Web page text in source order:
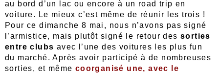
au bord d’un lac ou encore à un road trip en
voiture. Le mieux c’est même de réunir les trois !
Pour ce dimanche 8 mai, nous n’avons pas signé
l’armistice, mais plutôt signé le retour des sorties
entre clubs avec l’une des voitures les plus fun
du marché. Après avoir participé à de nombreuses
sorties, et même coorganisé une, avec le